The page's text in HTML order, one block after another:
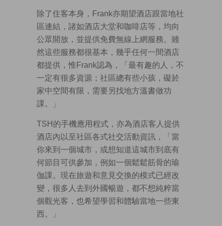
除了住客本身，Frank亦期望酒店跟當地社
區連結，諸如酒店大堂和咖啡店等，均向
公眾開放，並提供免費無線上網服務。雖
然這些服務都很基本，幾乎任何一間酒店
都提供，惟Frank認為，「最有趣的人，不
一定有很多資源；社區總有些小孩，礙於
家中空間有限，需要另找地方溫書做功
課。」
TSH的手機應用程式，亦為酒店客人提供
酒店內以至社區各式社交活動資訊，「當
你來到一個城市，或想知道這城市到底有
何節目可供參加，例如一個鬆鬆筋骨的瑜
伽課。現在旅遊和意見交換的模式已經改
變，很多人去到外國暢遊，都不想純粹當
個觀光客，也希望學習和體驗當地一些東
西。」